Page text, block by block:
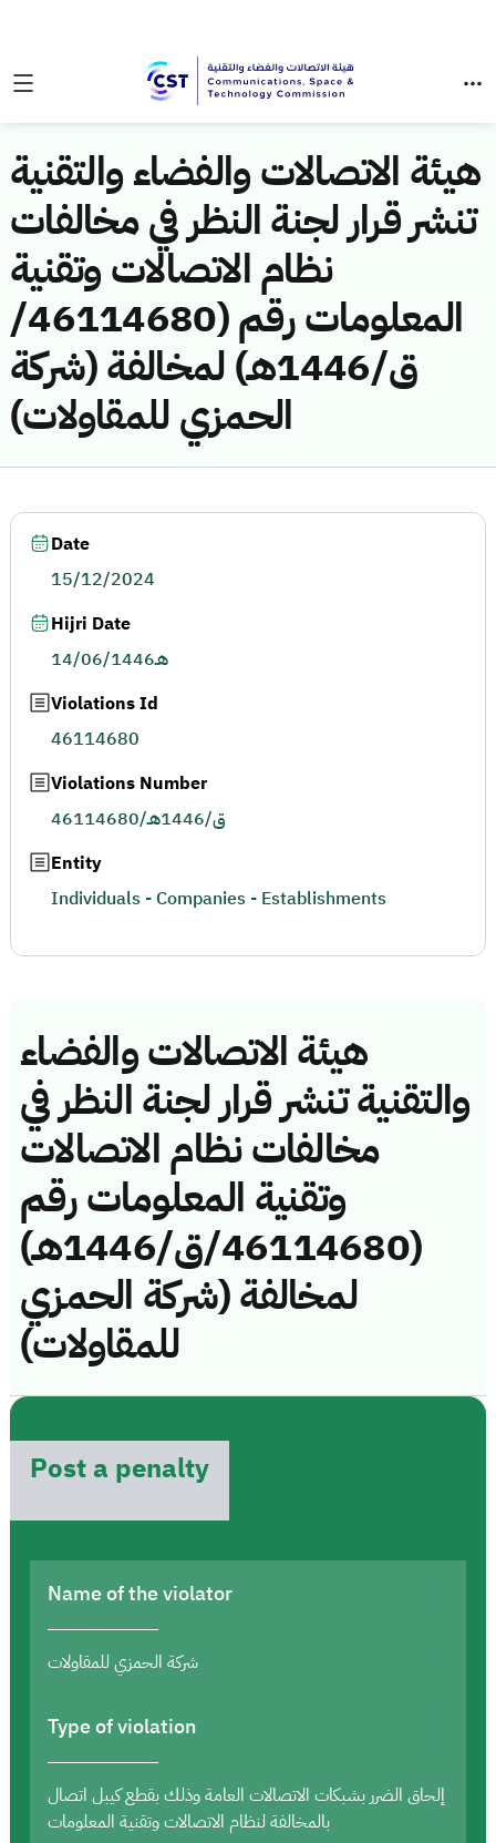
هيئة الاتصالات والفضاء والتقنية
تنشر قرار لجنة النظر في مخالفات
نظام الاتصالات وتقنية
المعلومات رقم (46114680/
ق/1446هـ) لمخالفة (شركة
الحمزي للمقاولات)
هيئة الاتصالات والفضاء
والتقنية تنشر قرار لجنة النظر في
مخالفات نظام الاتصالات
وتقنية المعلومات رقم
(46114680/ق/1446هـ)
لمخالفة (شركة الحمزي
للمقاولات)
Post a penalty
Name of the violator
شركة الحمزي للمقاولات
Type of violation
إلحاق الضرر بشبكات الاتصالات العامة وذلك بقطع كيبل اتصال
بالمخالفة لنظام الاتصالات وتقنية المعلومات
Date
15/12/2024
Hijri Date
14/06/1446هـ
Violations Id
46114680
Violations Number
46114680/ق/1446هـ
Entity
Individuals - Companies - Establishments